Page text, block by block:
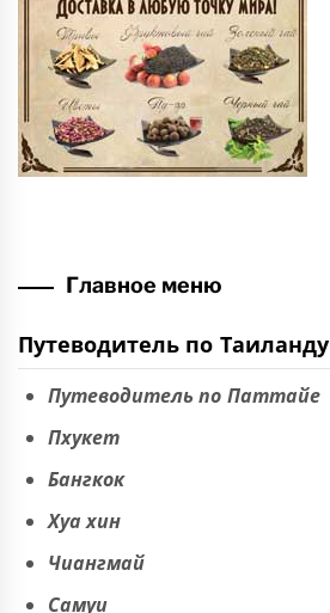
Главное меню
Путеводитель по Таиланду
Путеводитель по Паттайе
Пхукет
Бангкок
Хуа хин
Чиангмай
Самуи